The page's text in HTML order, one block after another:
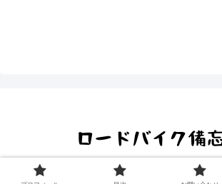
Copyright © 2022 All Rights